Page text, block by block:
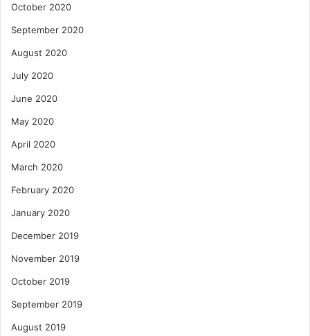
October 2020
September 2020
August 2020
July 2020
June 2020
May 2020
April 2020
March 2020
February 2020
January 2020
December 2019
November 2019
October 2019
September 2019
August 2019